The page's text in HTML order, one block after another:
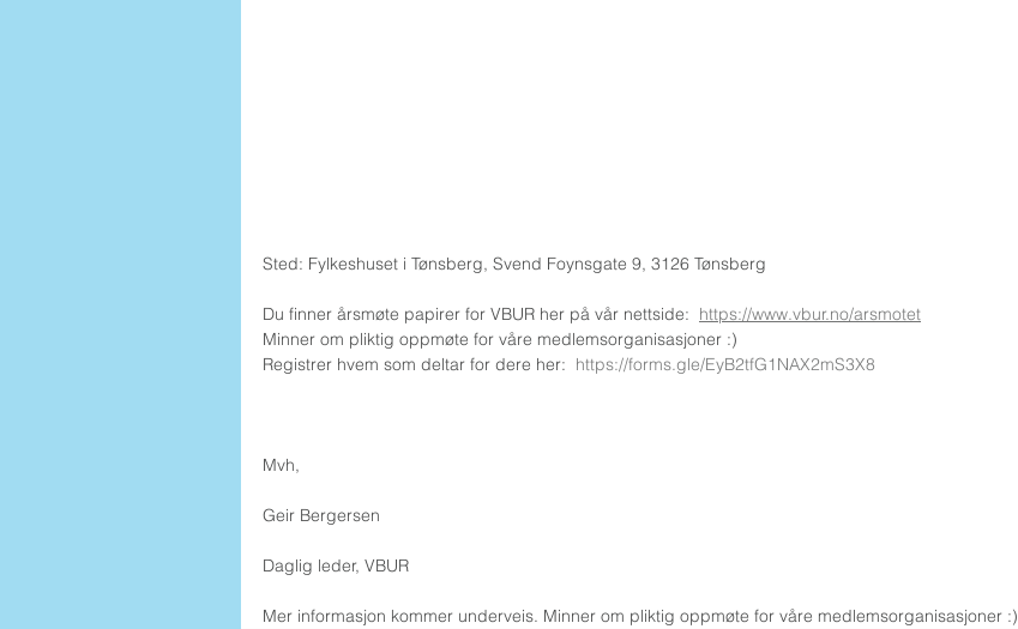
Sted: Fylkeshuset i Tønsberg, Svend Foynsgate 9, 3126 Tønsberg
Du finner årsmøte papirer for VBUR her på vår nettside: https://www.vbur.no/arsmotet
Minner om pliktig oppmøte for våre medlemsorganisasjoner :)
Registrer hvem som deltar for dere her: https://forms.gle/EyB2tfG1NAX2mS3X8
Mvh,
Geir Bergersen
Daglig leder, VBUR
Mer informasjon kommer underveis. Minner om pliktig oppmøte for våre medlemsorganisasjoner :)